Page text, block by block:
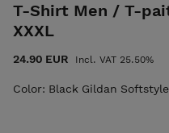
T-Shirt Men / T-
XXXL
24.90 EUR Incl. VAT 25.50%
Color: Black Gildan Softstyle